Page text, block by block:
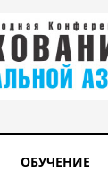
ОБУЧЕНИЕ